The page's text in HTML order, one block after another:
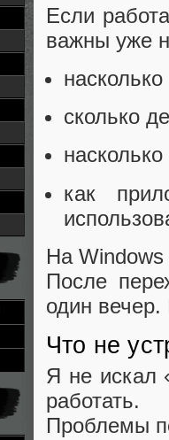
Если
важны уже
сколько
как
На
После
один
Что не
Я не искал
работать.
Проблемы